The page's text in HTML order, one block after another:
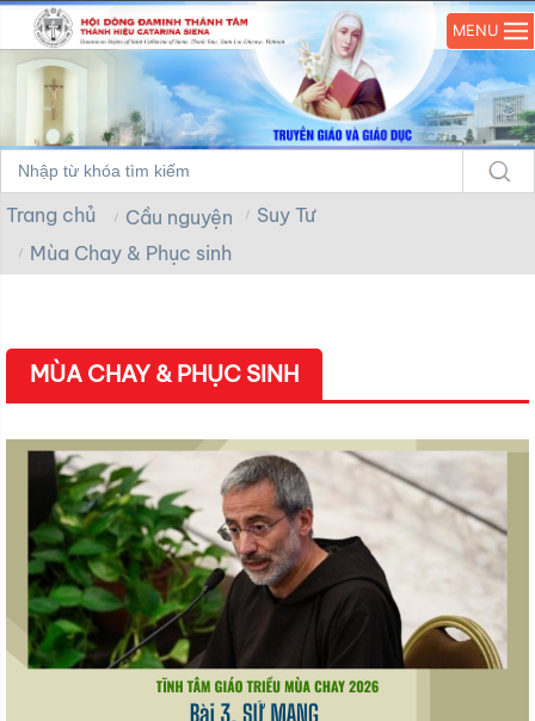
MENU
Trang chủ Cầu nguyện
Suy Tư
Mùa Chay & Phục sinh
MÙA CHAY & PHỤC SINH